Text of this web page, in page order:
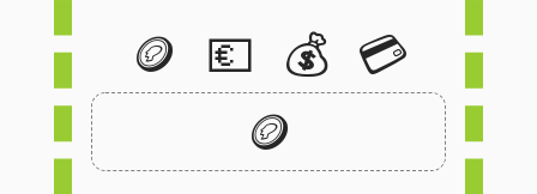
🪙 💶 💰 💳
🪙